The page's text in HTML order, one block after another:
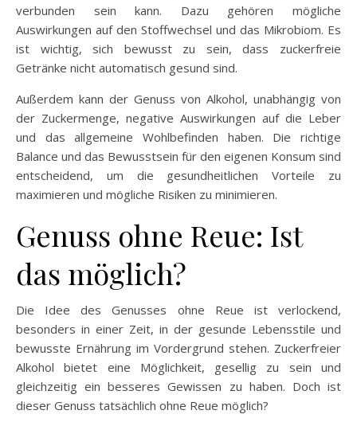
verbunden sein kann. Dazu gehören mögliche
Auswirkungen auf den Stoffwechsel und das Mikrobiom. Es
ist wichtig, sich bewusst zu sein, dass zuckerfreie
Getränke nicht automatisch gesund sind.
Außerdem kann der Genuss von Alkohol, unabhängig von
der Zuckermenge, negative Auswirkungen auf die Leber
und das allgemeine Wohlbefinden haben. Die richtige
Balance und das Bewusstsein für den eigenen Konsum sind
entscheidend, um die gesundheitlichen Vorteile zu
maximieren und mögliche Risiken zu minimieren.
Genuss ohne Reue: Ist
das möglich?
Die Idee des Genusses ohne Reue ist verlockend,
besonders in einer Zeit, in der gesunde Lebensstile und
bewusste Ernährung im Vordergrund stehen. Zuckerfreier
Alkohol bietet eine Möglichkeit, gesellig zu sein und
gleichzeitig ein besseres Gewissen zu haben. Doch ist
dieser Genuss tatsächlich ohne Reue möglich?